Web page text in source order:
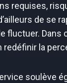
requises,
de se
fluctuer. Dans
la
soulève